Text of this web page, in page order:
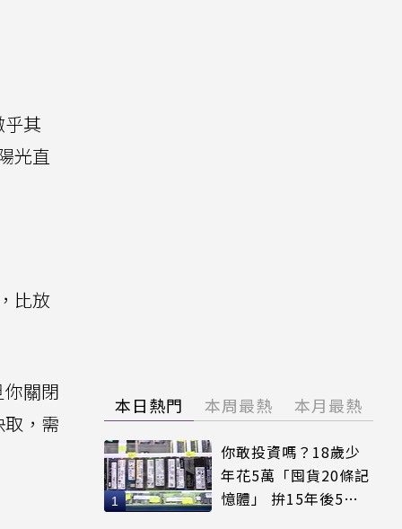
其
光直
比放
關閉
，需
本日熱門 本周最熱 本月最熱
你敢投資嗎？18歲少
年花5萬「囤貨20條記
憶體」 拚15年後5倍